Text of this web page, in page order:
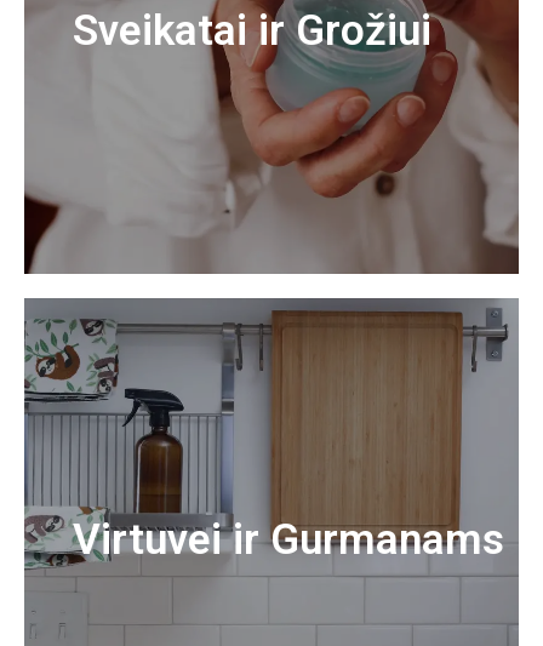
Sveikatai ir Grožiui
Virtuvei ir Gurmanams